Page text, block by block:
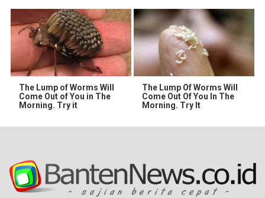
The Lump of Worms Will
Come Out of You in The
Morning. Try it
The Lump Of Worms Will
Come Out Of You In The
Morning. Try It